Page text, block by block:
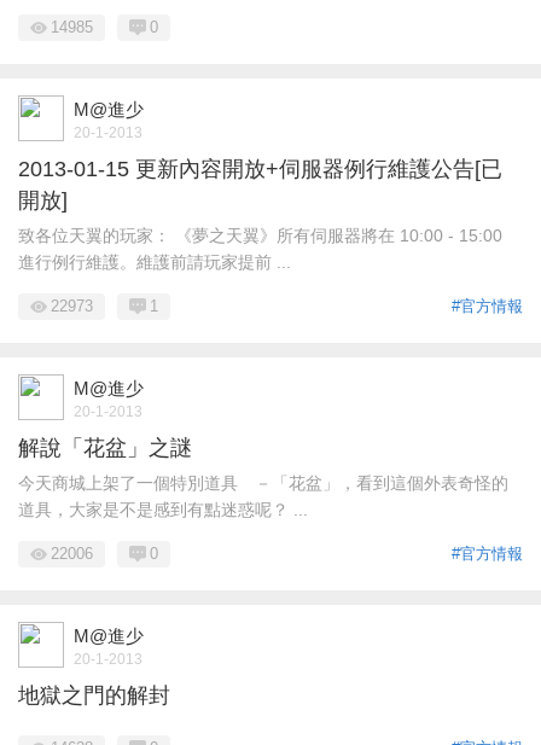
14985 0
M@進少
20-1-2013
2013-01-15 更新內容開放+伺服器例行維護公告[已
開放]
致各位天翼的玩家： 《夢之天翼》所有伺服器將在 10:00 - 15:00
進行例行維護。維護前請玩家提前 ...
#官方情報
22973 1
M@進少
20-1-2013
解說「花盆」之謎
今天商城上架了一個特別道具 －「花盆」，看到這個外表奇怪的
道具，大家是不是感到有點迷惑呢？ ...
#官方情報
22006 0
M@進少
20-1-2013
地獄之門的解封